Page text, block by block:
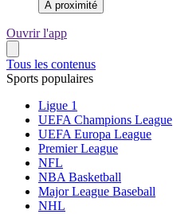
À proximité
Ouvrir l'app
Tous les contenus
Sports populaires
Ligue 1
UEFA Champions League
UEFA Europa League
Premier League
NFL
NBA Basketball
Major League Baseball
NHL